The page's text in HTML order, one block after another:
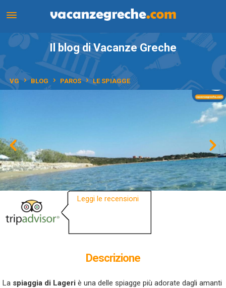
Il blog di Vacanze Greche
VG BLOG PAROS LE SPIAGGE
Descrizione
La spiaggia di Lageri è una delle spiagge più adorate dagli amanti
Leggi le recensioni